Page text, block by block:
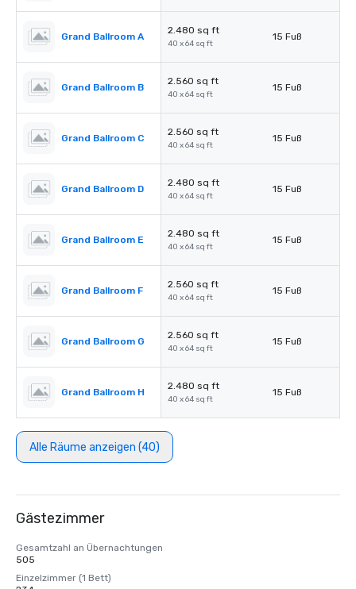
Grand Ballroom A
2.480 sq ft
40 x 64 sq ft
15 Fuß
Grand Ballroom B
2.560 sq ft
40 x 64 sq ft
15 Fuß
Grand Ballroom C
2.560 sq ft
40 x 64 sq ft
15 Fuß
Grand Ballroom D
2.480 sq ft
40 x 64 sq ft
15 Fuß
Grand Ballroom E
2.480 sq ft
40 x 64 sq ft
15 Fuß
Grand Ballroom F
2.560 sq ft
40 x 64 sq ft
15 Fuß
Grand Ballroom G
2.560 sq ft
40 x 64 sq ft
15 Fuß
Grand Ballroom H
2.480 sq ft
40 x 64 sq ft
15 Fuß
Alle Räume anzeigen (40)
Gästezimmer
Gesamtzahl an Übernachtungen
505
Einzelzimmer (1 Bett)